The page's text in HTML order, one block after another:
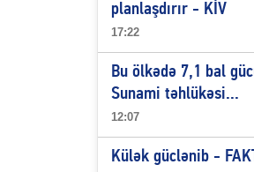
planlaşdırır - KİV
17:22
Bu ölkədə 7,1 bal
Sunami təhlükəsi...
12:07
Külək güclənib -